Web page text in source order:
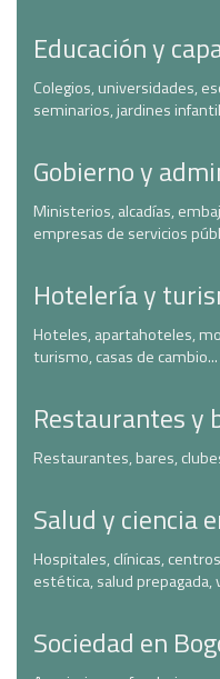
Educación y
Colegios, universidades,
seminarios, jardines
Gobierno y
Ministerios, alcadías,
empresas de servicios
Hotelería y
Hoteles, apartahoteles,
turismo, casas de cambio...
Restaurantes y
Restaurantes, bares,
Salud y ciencia
Hospitales, clínicas,
estética, salud prepagada,
Sociedad en